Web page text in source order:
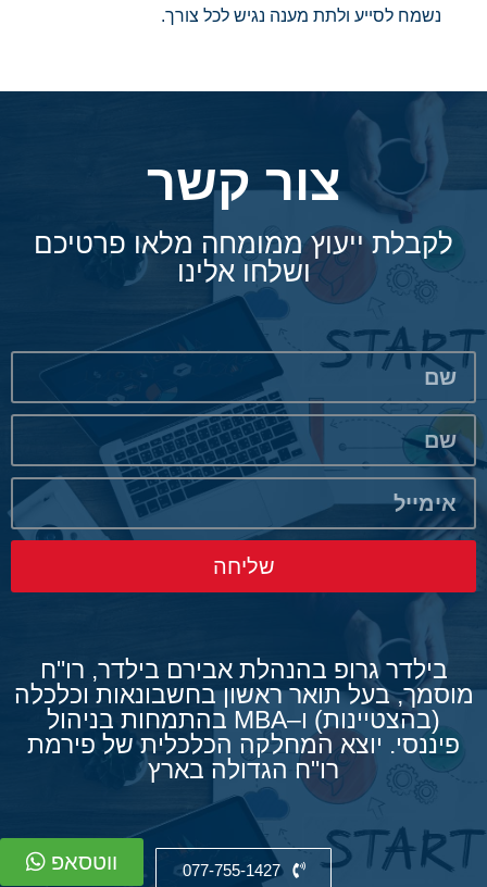
נשמח לסייע ולתת מענה נגיש לכל צורך.
צור קשר
לקבלת ייעוץ ממומחה מלאו פרטיכם
ושלחו אלינו
שליחה
ווטסאפ
בילדר גרופ בהנהלת אבירם בילדר, רו"ח
מוסמך, בעל תואר ראשון בחשבונאות וכלכלה
(בהצטיינות) ו–MBA בהתמחות בניהול
פיננסי. יוצא המחלקה הכלכלית של פירמת
רו"ח הגדולה בארץ
077-755-1427